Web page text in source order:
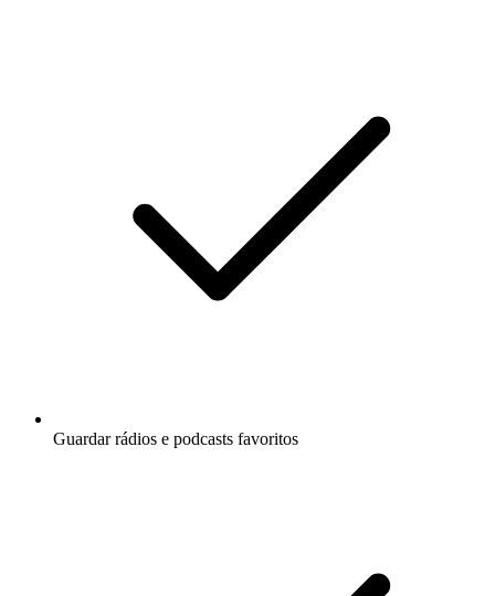
Guardar rádios e podcasts favoritos